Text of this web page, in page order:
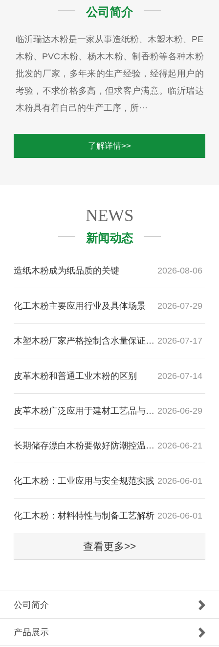
公司简介
临沂瑞达木粉是一家从事造纸粉、木塑木粉、PE
木粉、PVC木粉、杨木木粉、制香粉等各种木粉
批发的厂家，多年来的生产经验，经得起用户的
考验，不求价格多高，但求客户满意。临沂瑞达
木粉具有着自己的生产工序，所···
了解详情>>
NEWS
新闻动态
造纸木粉成为纸品质的关键 2026-08-06
化工木粉主要应用行业及具体场景 2026-07-29
木塑木粉厂家严格控制含水量保证质量 2026-07-17
皮革木粉和普通工业木粉的区别 2026-07-14
皮革木粉广泛应用于建材工艺品与工业制品领域 2026-06-29
长期储存漂白木粉要做好防潮控温防挤压 2026-06-21
化工木粉：工业应用与安全规范实践‌ 2026-06-01
化工木粉：材料特性与制备工艺解析‌ 2026-06-01
查看更多>>
公司简介
产品展示